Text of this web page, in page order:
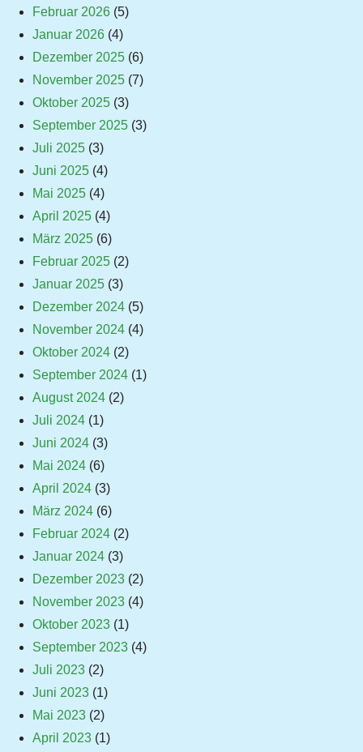
Februar 2026 (5)
Januar 2026 (4)
Dezember 2025 (6)
November 2025 (7)
Oktober 2025 (3)
September 2025 (3)
Juli 2025 (3)
Juni 2025 (4)
Mai 2025 (4)
April 2025 (4)
März 2025 (6)
Februar 2025 (2)
Januar 2025 (3)
Dezember 2024 (5)
November 2024 (4)
Oktober 2024 (2)
September 2024 (1)
August 2024 (2)
Juli 2024 (1)
Juni 2024 (3)
Mai 2024 (6)
April 2024 (3)
März 2024 (6)
Februar 2024 (2)
Januar 2024 (3)
Dezember 2023 (2)
November 2023 (4)
Oktober 2023 (1)
September 2023 (4)
Juli 2023 (2)
Juni 2023 (1)
Mai 2023 (2)
April 2023 (1)